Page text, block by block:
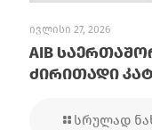
ივლისი 27, 2026
AIB
ძირითადი
სრულად